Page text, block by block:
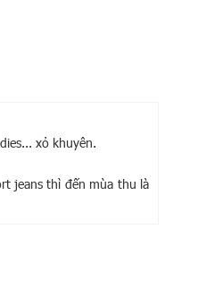
xỏ khuyên.
jeans thì đến mùa thu là